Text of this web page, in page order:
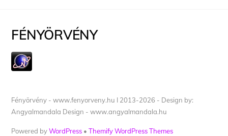
FÉNYÖRVÉNY
Fényörvény - www.fenyorveny.hu I 2013-2026 - Design by:
Angyalmandala Design - www.angyalmandala.hu
Powered byWordPress •Themify WordPress Themes